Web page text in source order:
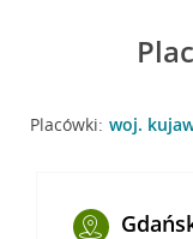
Placówki: woj.